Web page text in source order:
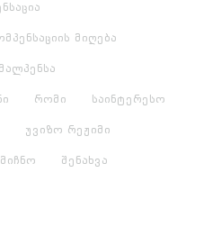
მიღება
მალპენსა
რომი საინტერესო
უვიზო რეჟიმი
შენახვა